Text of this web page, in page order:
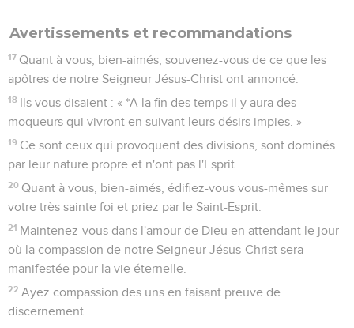
Avertissements et recommandations
17 Quant à vous, bien-aimés, souvenez-vous de ce que les
apôtres de notre Seigneur Jésus-Christ ont annoncé.
18 Ils vous disaient : « *A la fin des temps il y aura des
moqueurs qui vivront en suivant leurs désirs impies. »
19 Ce sont ceux qui provoquent des divisions, sont dominés
par leur nature propre et n'ont pas l'Esprit.
20 Quant à vous, bien-aimés, édifiez-vous vous-mêmes sur
votre très sainte foi et priez par le Saint-Esprit.
21 Maintenez-vous dans l'amour de Dieu en attendant le jour
où la compassion de notre Seigneur Jésus-Christ sera
manifestée pour la vie éternelle.
22 Ayez compassion des uns en faisant preuve de
discernement.